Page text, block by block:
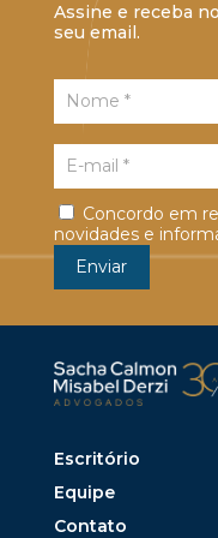
Assine e receba
seu email.
Concordo em
novidades e
Escritório
Equipe
Contato